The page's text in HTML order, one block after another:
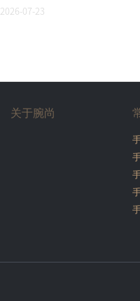
2026-07-23
关于腕尚